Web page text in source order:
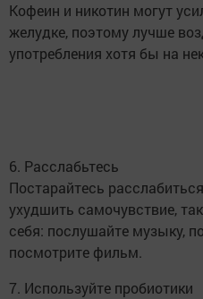
Кофеин и никотин могут
желудке, поэтому лучше
употребления хотя бы на
6. Расслабьтесь
Постарайтесь
ухудшить самочувствие,
себя: послушайте музыку,
посмотрите фильм.
7. Используйте пробиотики